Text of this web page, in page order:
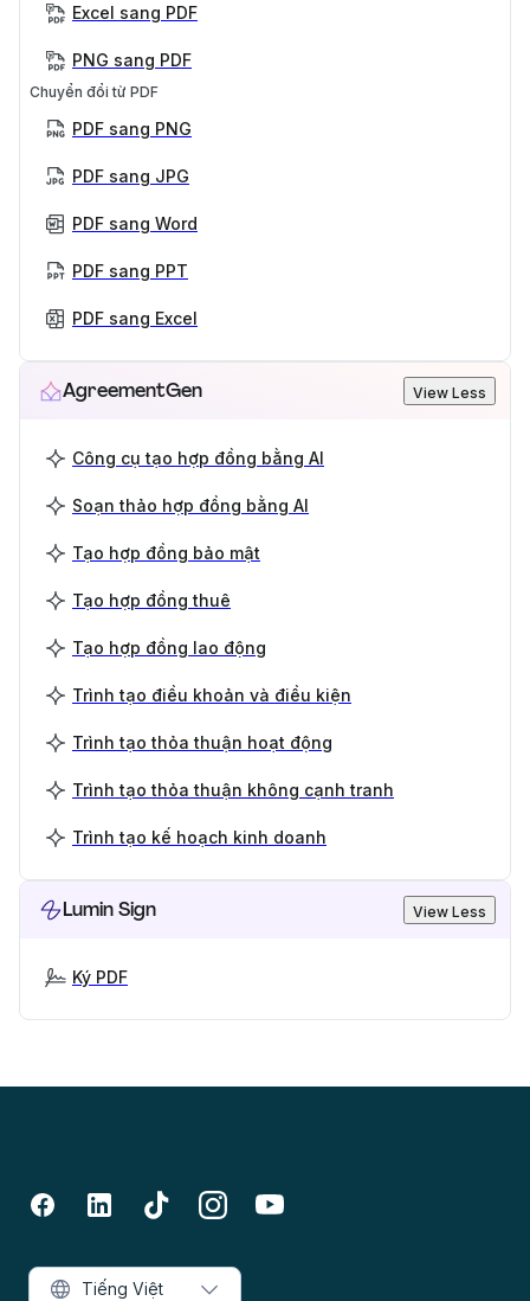
Excel sang PDF
PNG sang PDF
Chuyển đổi từ PDF
PDF sang PNG
PDF sang JPG
PDF sang Word
PDF sang PPT
PDF sang Excel
AgreementGen View Less
Công cụ tạo hợp đồng bằng AI
Soạn thảo hợp đồng bằng AI
Tạo hợp đồng bảo mật
Tạo hợp đồng thuê
Tạo hợp đồng lao động
Trình tạo điều khoản và điều kiện
Trình tạo thỏa thuận hoạt động
Trình tạo thỏa thuận không cạnh tranh
Trình tạo kế hoạch kinh doanh
Lumin Sign View Less
Ký PDF
Tiếng Việt